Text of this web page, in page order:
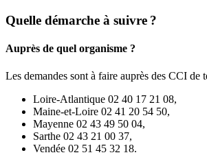
Quelle démarche à suivre ?
Auprès de quel organisme ?
Les demandes sont à faire auprès des CCI de
Loire-Atlantique 02 40 17 21 08,
Maine-et-Loire 02 41 20 54 50,
Mayenne 02 43 49 50 04,
Sarthe 02 43 21 00 37,
Vendée 02 51 45 32 18.